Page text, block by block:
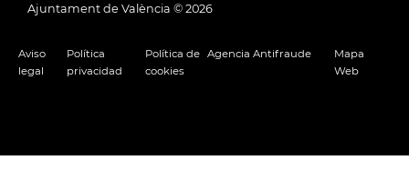
Ajuntament de València © 2026
Aviso
legal
Política
privacidad
Política de
cookies
Agencia Antifraude
Mapa
Web